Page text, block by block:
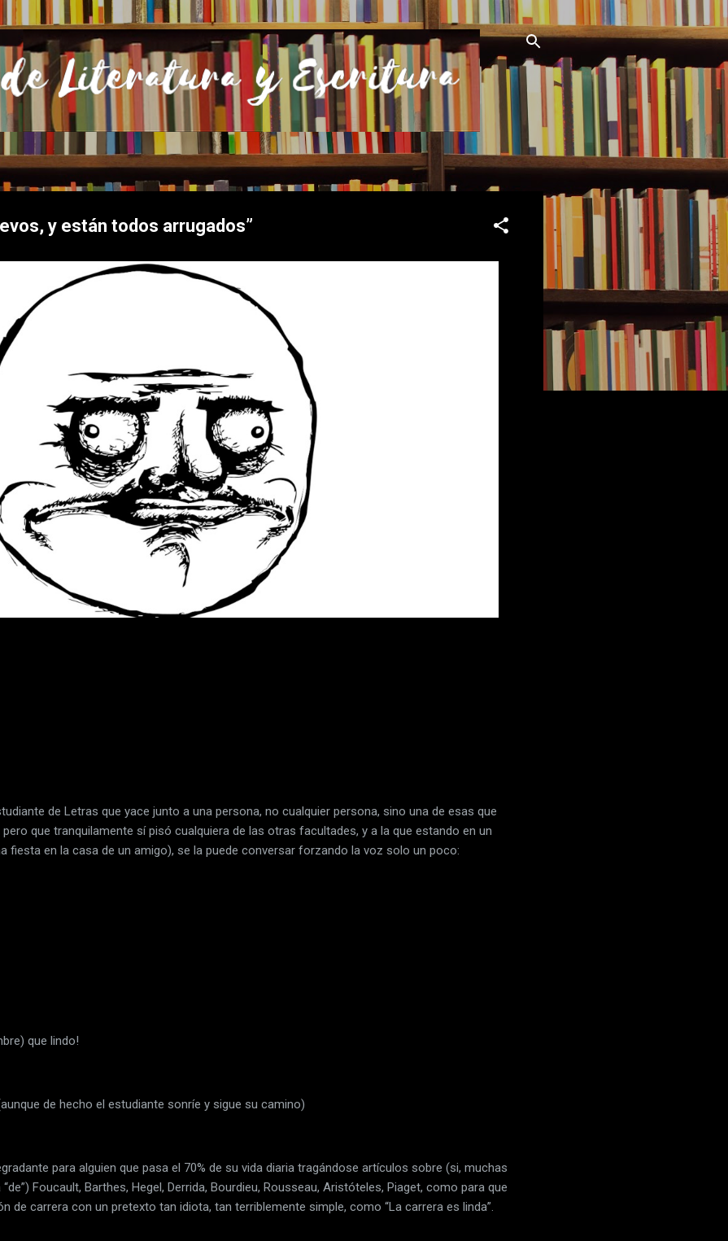
Ir al contenido principal
y están todos arrugados”
de Letras que yace junto a una persona, no cualquier persona, sino una de esas que
que tranquilamente sí pisó cualquiera de las otras facultades, y a la que estando en un
fiesta en la casa de un amigo), se la puede conversar forzando la voz solo un poco:
que lindo!
de hecho el estudiante sonríe y sigue su camino)
para alguien que pasa el 70% de su vida diaria tragándose artículos sobre (si, muchas
Foucault, Barthes, Hegel, Derrida, Bourdieu, Rousseau, Aristóteles, Piaget, como para que
de carrera con un pretexto tan idiota, tan terriblemente simple, como “La carrera es linda”.